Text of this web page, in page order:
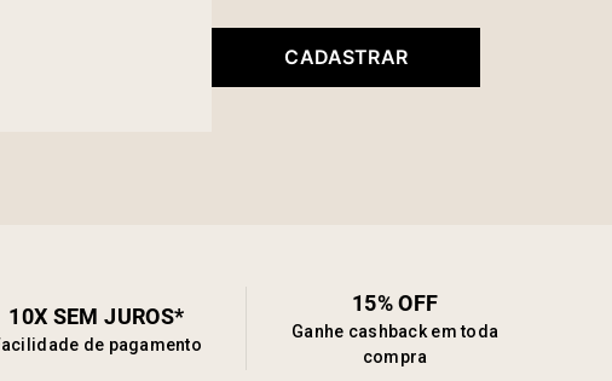
CADASTRAR
10X SEM JUROS*
de pagamento
15% OFF
Ganhe cashback em toda
compra